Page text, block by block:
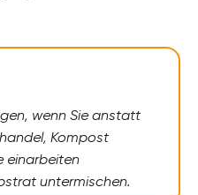
wenn Sie anstatt
Kompost
einarbeiten
untermischen.